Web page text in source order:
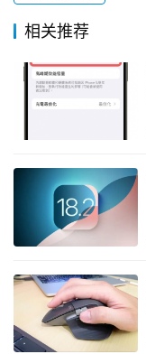
相关推荐